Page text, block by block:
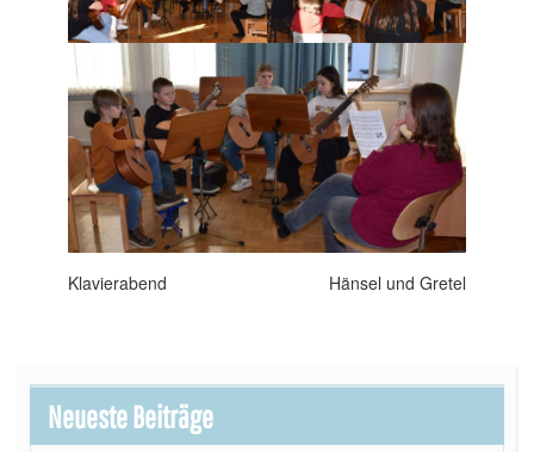
Beitragsnavigation
Klavierabend Hänsel und Gretel
Neueste Beiträge